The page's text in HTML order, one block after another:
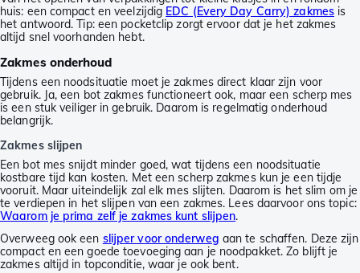
huis: een compact en veelzijdig EDC (Every Day Carry) zakmesis
het antwoord. Tip: een pocketclip zorgt ervoor dat je het zakmes
altijd snel voorhanden hebt.
Zakmes onderhoud
Tijdens een noodsituatie moet je zakmes direct klaar zijn voor
gebruik. Ja, een bot zakmes functioneert ook, maar een scherp mes
is een stuk veiliger in gebruik. Daarom is regelmatig onderhoud
belangrijk.
Zakmes slijpen
Een bot mes snijdt minder goed, wat tijdens een noodsituatie
kostbare tijd kan kosten. Met een scherp zakmes kun je een tijdje
vooruit. Maar uiteindelijk zal elk mes slijten. Daarom is het slim om je
te verdiepen in het slijpen van een zakmes. Lees daarvoor ons topic:
Waarom je prima zelf je zakmes kunt slijpen.
Overweeg ook een slijper voor onderweg aan te schaffen. Deze zijn
compact en een goede toevoeging aan je noodpakket. Zo blijft je
zakmes altijd in topconditie, waar je ook bent.